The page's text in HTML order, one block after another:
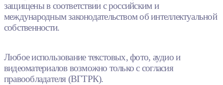
защищены в соответствии с российским и
международным законодательством об интеллектуальной
собственности.
Любое использование текстовых, фото, аудио и
видеоматериалов возможно только с согласия
правообладателя (ВГТРК).